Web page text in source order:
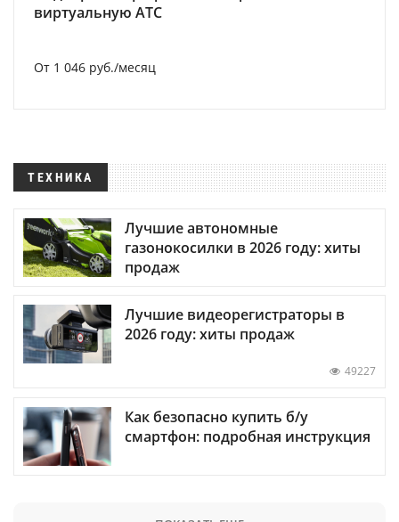
виртуальную АТС
От 1 046 руб./месяц
ТЕХНИКА
Лучшие автономные
газонокосилки в 2026 году: хиты
продаж
Лучшие видеорегистраторы в
2026 году: хиты продаж
49227
Как безопасно купить б/у
смартфон: подробная инструкция